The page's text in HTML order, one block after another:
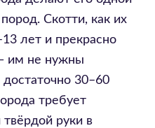
Скотти, как их
лет и прекрасно
им не нужны
30–60
требует
твёрдой руки в